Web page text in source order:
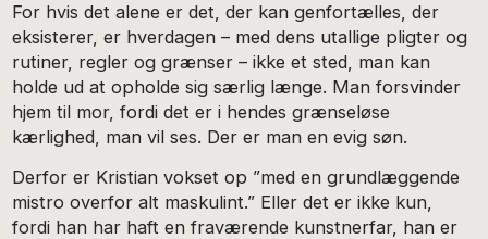
For hvis det alene er det, der kan genfortælles, der
eksisterer, er hverdagen – med dens utallige pligter og
rutiner, regler og grænser – ikke et sted, man kan
holde ud at opholde sig særlig længe. Man forsvinder
hjem til mor, fordi det er i hendes grænseløse
kærlighed, man vil ses. Der er man en evig søn.
Derfor er Kristian vokset op ”med en grundlæggende
mistro overfor alt maskulint.” Eller det er ikke kun,
fordi han har haft en fraværende kunstnerfar, han er